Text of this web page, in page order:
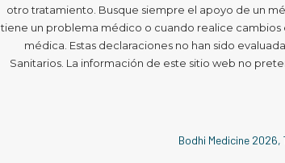
otro tratamiento. Busque siempre el apoyo de un
tiene un problema médico o cuando realice
médica. Estas declaraciones no han sido
Sanitarios. La información de este sitio web no
Bodhi Medicine 2026,